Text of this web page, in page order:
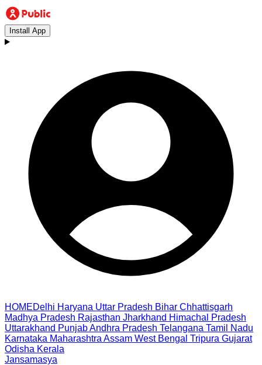
Install App
HOMEDelhi Haryana Uttar Pradesh Bihar Chhattisgarh
Madhya Pradesh Rajasthan Jharkhand Himachal Pradesh
Uttarakhand PunjabAndhra Pradesh Telangana Tamil Nadu
Karnataka Maharashtra Assam West Bengal Tripura Gujarat
Odisha Kerala
Jansamasya